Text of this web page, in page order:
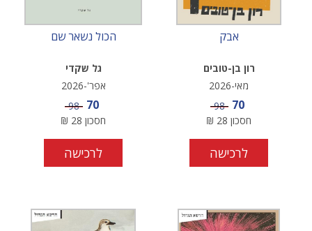
אבק
רון בן-טובים
מאי-2026
מחיר מבצע
70 מחיר
98
חסכון 28
₪
לרכישה
הכול נשאר שם
גל שקדי
אפר'-2026
מחיר מבצע
70 מחיר
98
חסכון 28
₪
לרכישה